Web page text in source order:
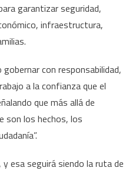
garantizar seguridad,
infraestructura,
con responsabilidad,
a la confianza que el
que más allá de
son los hechos, los
esa seguirá siendo la ruta de